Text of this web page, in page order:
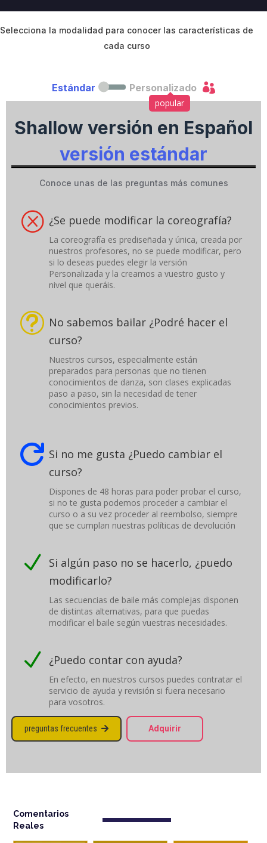
C
g
Selecciona la modalidad para conocer las características de
cada curso
Estándar
popular

Personalizado
Shallow versión en Español
versión estándar
Conoce unas de las preguntas más comunes
Q ¿Se puede modificar la coreografía?
La coreografía es prediseñada y única, creada por
nuestros profesores, no se puede modificar, pero
si lo deseas puedes elegir la versión
Personalizada y la creamos a vuestro gusto y
nivel que queráis.
t No sabemos bailar ¿Podré hacer el
curso?
Nuestros cursos, especialmente están
preparados para personas que no tienen
conocimientos de danza, son clases explicadas
paso a paso, sin la necesidad de tener
conocimientos previos.
 Si no me gusta ¿Puedo cambiar el
curso?
Dispones de 48 horas para poder probar el curso,
si no te gusta podemos proceder a cambiar el
curso o a su vez proceder al reembolso, siempre
que se cumplan nuestras políticas de devolución
N Si algún paso no se hacerlo, ¿puedo
modificarlo?
Las secuencias de baile más complejas disponen
de distintas alternativas, para que puedas
modificar el baile según vuestras necesidades.
N ¿Puedo contar con ayuda?
En efecto, en nuestros cursos puedes contratar el
servicio de ayuda y revisión si fuera necesario
para vosotros.
preguntas frecuentes  Adquirir
Comentarios
Reales